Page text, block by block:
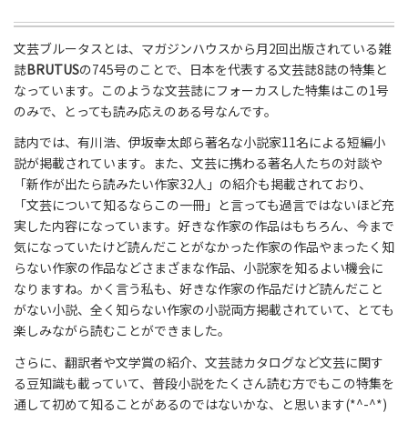
文芸ブルータスとは、マガジンハウスから月2回出版されている雑
誌BRUTUSの745号のことで、日本を代表する文芸誌8誌の特集と
なっています。このような文芸誌にフォーカスした特集はこの1号
のみで、とっても読み応えのある号なんです。
誌内では、有川浩、伊坂幸太郎ら著名な小説家11名による短編小
説が掲載されています。また、文芸に携わる著名人たちの対談や
「新作が出たら読みたい作家32人」の紹介も掲載されており、
「文芸について知るならこの一冊」と言っても過言ではないほど充
実した内容になっています。好きな作家の作品はもちろん、今まで
気になっていたけど読んだことがなかった作家の作品やまったく知
らない作家の作品などさまざまな作品、小説家を知るよい機会に
なりますね。かく言う私も、好きな作家の作品だけど読んだこと
がない小説、全く知らない作家の小説両方掲載されていて、とても
楽しみながら読むことができました。
さらに、翻訳者や文学賞の紹介、文芸誌カタログなど文芸に関す
る豆知識も載っていて、普段小説をたくさん読む方でもこの特集を
通して初めて知ることがあるのではないかな、と思います(*^-^*)